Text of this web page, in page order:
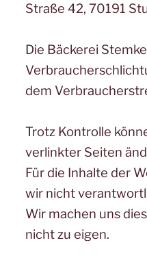
Straße 42, 70191
Die Bäckerei
dem
Trotz Kontrolle
verlinkter Seiten
Für die Inhalte der
wir nicht
Wir machen uns
nicht zu eigen.